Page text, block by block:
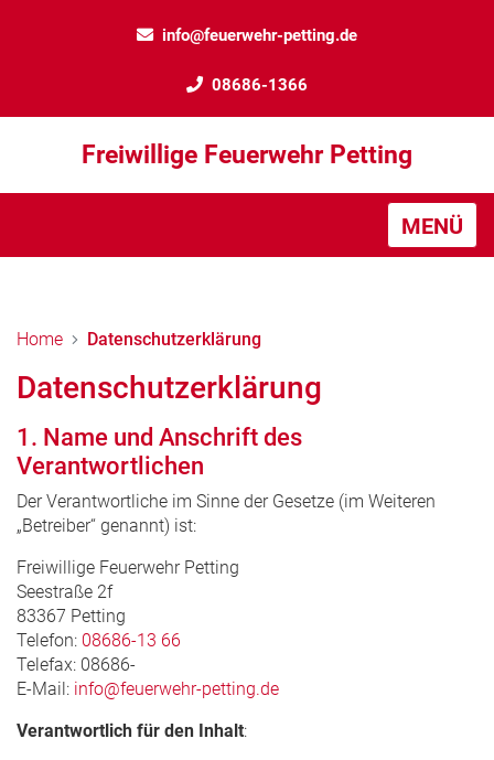
info@feuerwehr-petting.de
08686-1366
Freiwillige Feuerwehr Petting
MENÜ
Home Datenschutzerklärung
Datenschutzerklärung
1. Name und Anschrift des
Verantwortlichen
Der Verantwortliche im Sinne der Gesetze (im Weiteren
„Betreiber“ genannt) ist:
Freiwillige Feuerwehr Petting
Seestraße 2f
83367 Petting
Telefon: 08686-13 66
Telefax: 08686-
E-Mail: info@feuerwehr-petting.de
Verantwortlich für den Inhalt: